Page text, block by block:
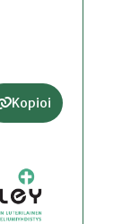
Kopioi